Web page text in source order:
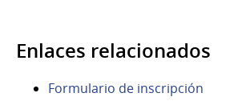
Enlaces relacionados
Formulario de inscripción